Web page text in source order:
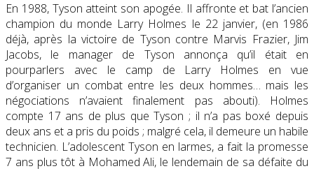
En 1988, Tyson atteint son apogée. Il affronte et bat l’ancien
champion du monde Larry Holmes le 22 janvier, (en 1986
déjà, après la victoire de Tyson contre Marvis Frazier, Jim
Jacobs, le manager de Tyson annonça qu’il était en
pourparlers avec le camp de Larry Holmes en vue
d’organiser un combat entre les deux hommes… mais les
négociations n’avaient finalement pas abouti). Holmes
compte 17 ans de plus que Tyson ; il n’a pas boxé depuis
deux ans et a pris du poids ; malgré cela, il demeure un habile
technicien. L’adolescent Tyson en larmes, a fait la promesse
7 ans plus tôt à Mohamed Ali, le lendemain de sa défaite du